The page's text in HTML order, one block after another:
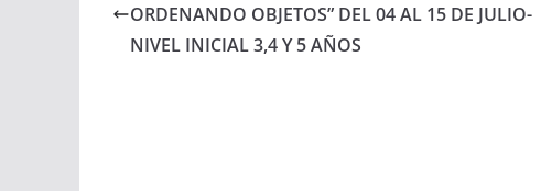
ORDENANDO OBJETOS” DEL 04 AL 15 DE JULIO-
NIVEL INICIAL 3,4 Y 5 AÑOS